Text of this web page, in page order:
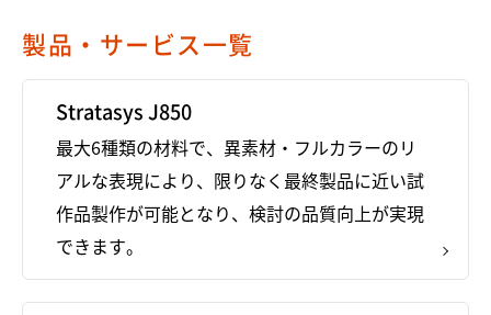
製品・サービス一覧
Stratasys J850
最大6種類の材料で、異素材・フルカラーのリ
アルな表現により、限りなく最終製品に近い試
作品製作が可能となり、検討の品質向上が実現
できます。